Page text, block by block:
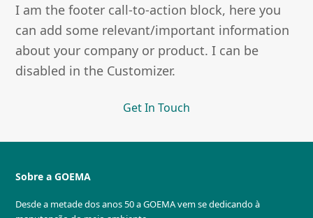
I am the footer call-to-action block, here you
can add some relevant/important information
about your company or product. I can be
disabled in the Customizer.
Get In Touch
Sobre a GOEMA
Desde a metade dos anos 50 a GOEMA vem se dedicando à